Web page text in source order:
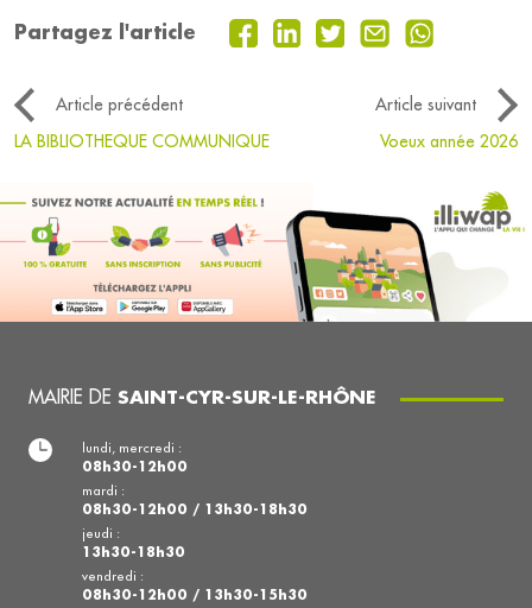
Partagez l'article
Article précédent
Article suivant
LA BIBLIOTHEQUE COMMUNIQUE
Voeux année 2026
MAIRIE DE SAINT-CYR-SUR-LE-RHÔNE
lundi, mercredi :
08h30-12h00
mardi :
08h30-12h00 / 13h30-18h30
jeudi :
13h30-18h30
vendredi :
08h30-12h00 / 13h30-15h30